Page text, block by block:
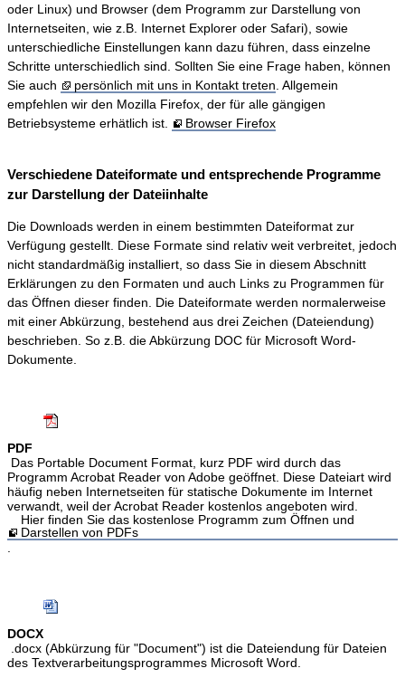
oder Linux) und Browser (dem Programm zur Darstellung von
Internetseiten, wie z.B. Internet Explorer oder Safari), sowie
unterschiedliche Einstellungen kann dazu führen, dass einzelne
Schritte unterschiedlich sind. Sollten Sie eine Frage haben, können
Sie auch
persönlich mit uns in Kontakt treten . Allgemein
empfehlen wir den Mozilla Firefox, der für alle gängigen
Betriebsysteme erhätlich ist.
Browser Firefox
Verschiedene Dateiformate und entsprechende Programme
zur Darstellung der Dateiinhalte
Die Downloads werden in einem bestimmten Dateiformat zur
Verfügung gestellt. Diese Formate sind relativ weit verbreitet, jedoch
nicht standardmäßig installiert, so dass Sie in diesem Abschnitt
Erklärungen zu den Formaten und auch Links zu Programmen für
das Öffnen dieser finden. Die Dateiformate werden normalerweise
mit einer Abkürzung, bestehend aus drei Zeichen (Dateiendung)
beschrieben. So z.B. die Abkürzung DOC für Microsoft Word-
Dokumente.
PDF
Das Portable Document Format, kurz PDF wird durch das
Programm Acrobat Reader von Adobe geöffnet. Diese Dateiart wird
häufig neben Internetseiten für statische Dokumente im Internet
verwandt, weil der Acrobat Reader kostenlos angeboten wird.
Hier finden Sie das kostenlose Programm zum Öffnen und
Darstellen von PDFs
.
DOCX
.docx (Abkürzung für "Document") ist die Dateiendung für Dateien
des Textverarbeitungsprogrammes Microsoft Word.